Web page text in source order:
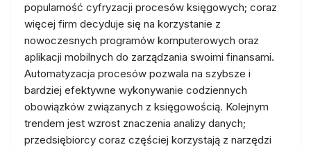
popularność cyfryzacji procesów księgowych; coraz
więcej firm decyduje się na korzystanie z
nowoczesnych programów komputerowych oraz
aplikacji mobilnych do zarządzania swoimi finansami.
Automatyzacja procesów pozwala na szybsze i
bardziej efektywne wykonywanie codziennych
obowiązków związanych z księgowością. Kolejnym
trendem jest wzrost znaczenia analizy danych;
przedsiębiorcy coraz częściej korzystają z narzędzi